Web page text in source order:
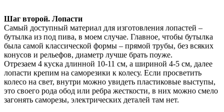
Шаг второй. Лопасти
Самый доступный материал для изготовления лопастей –
бутылка из под пива, в моем случае. Главное, чтобы бутылка
была самой классической формы – прямой трубы, без всяких
конусов и рельефов, диаметр лучше брать поуже.
Отрезаем 4 куска длинной 10-11 см, а шириной 4-5 см, далее
лопасти крепим на саморезики к колесу. Если просветить
колесо на свет, внутри можно увидеть пластиковые выступы,
это своего рода обод или ребра жесткости, в них можно смело
загонять саморезы, электрических деталей там нет.